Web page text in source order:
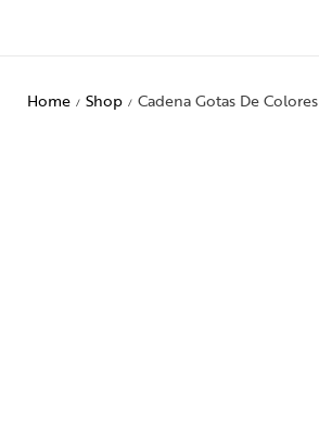
Home / Shop / Cadena Gotas De Colores